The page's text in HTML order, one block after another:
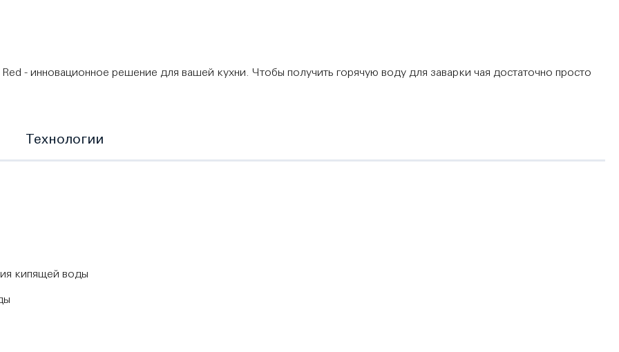
- инновационное решение для вашей кухни. Чтобы получить горячую воду для заварки чая достаточно просто
кипящей воды
Технологии